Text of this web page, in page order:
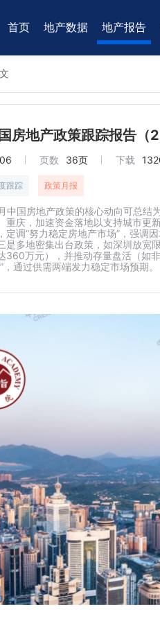
首页 地产数据 地产报告
房地产政策跟踪报告（
页数 36页 下载
跟踪 政策月报
国房地产政策的核心动向可总结
重庆，加速资金落地以支持城市更
定调“努力稳定房地产市场”，强调
是多地密集出台政策，如深圳放宽
360万元），并推动存量盘活（如
，通过供需两端发力稳定市场预期
2026年端午假期楼市观察